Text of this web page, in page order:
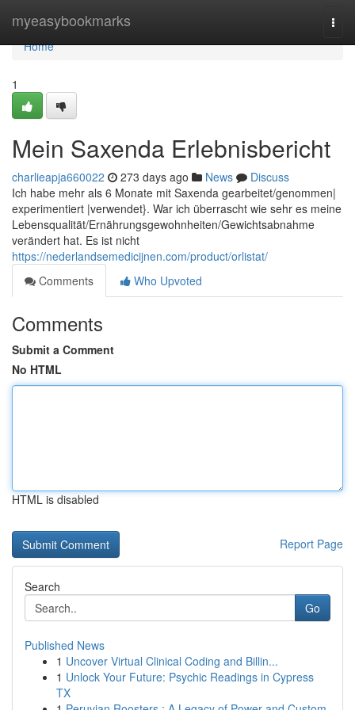
myeasybookmarks
Home
Home
1
Mein Saxenda Erlebnisbericht
charlieapja660022 273 days ago News
Discuss
Ich habe mehr als 6 Monate mit Saxenda gearbeitet/genommen|
experimentiert |verwendet}. War ich überrascht wie sehr es meine
Lebensqualität/Ernährungsgewohnheiten/Gewichtsabnahme
verändert hat. Es ist nicht
https://nederlandsemedicijnen.com/product/orlistat/
Comments
Who Upvoted
Comments
Submit a Comment
No HTML
HTML is disabled
Report Page
Search
Go
Published News
1 Uncover Virtual Clinical Coding and Billin...
1 Unlock Your Future: Psychic Readings in Cypress
TX